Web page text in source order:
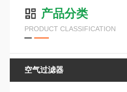
产品分类
PRODUCT CLASSIFICATION
空气过滤器